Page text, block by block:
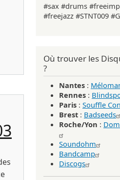
Ghost Is Clear Records /
#sax #drums
#freejazz #STNT009
Où trouver les
?
Nantes :
Rennes :
Paris : Souffle
Brest : Badseeds
Roche/Yon :
Soundohm
Bandcamp
Discogs